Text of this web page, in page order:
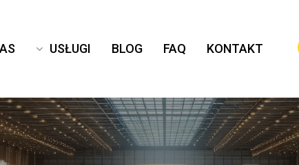
USŁUGI BLOG FAQ KONTAKT